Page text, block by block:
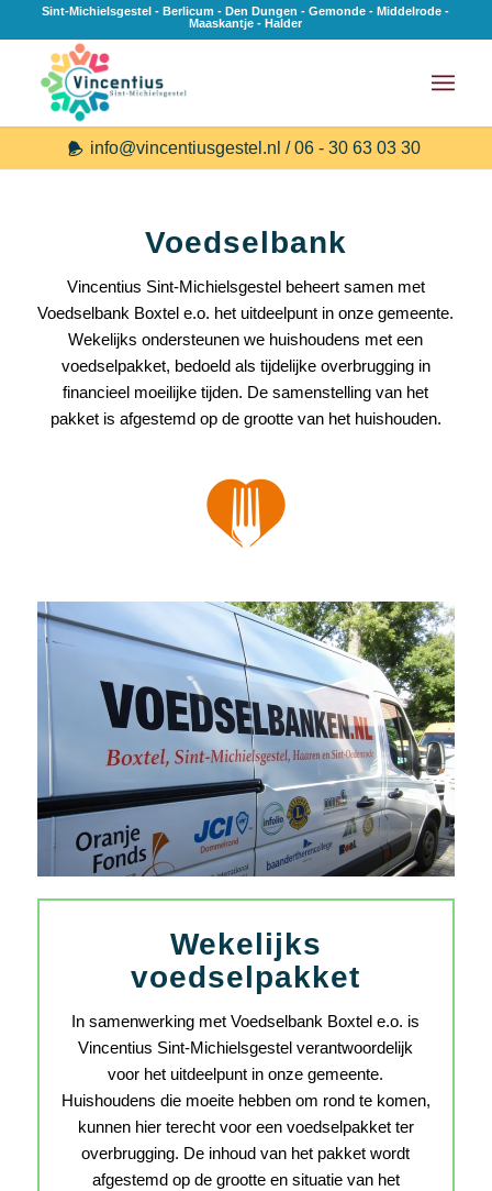
Sint-Michielsgestel - Berlicum - Den Dungen - Gemonde - Middelrode -
Maaskantje - Halder
info@vincentiusgestel.nl / 06 - 30 63 03 30
Voedselbank
Vincentius Sint-Michielsgestel beheert samen met
Voedselbank Boxtel e.o. het uitdeelpunt in onze gemeente.
Wekelijks ondersteunen we huishoudens met een
voedselpakket, bedoeld als tijdelijke overbrugging in
financieel moeilijke tijden. De samenstelling van het
pakket is afgestemd op de grootte van het huishouden.
Wekelijks
voedselpakket
In samenwerking met Voedselbank Boxtel e.o. is
Vincentius Sint-Michielsgestel verantwoordelijk
voor het uitdeelpunt in onze gemeente.
Huishoudens die moeite hebben om rond te komen,
kunnen hier terecht voor een voedselpakket ter
overbrugging. De inhoud van het pakket wordt
afgestemd op de grootte en situatie van het